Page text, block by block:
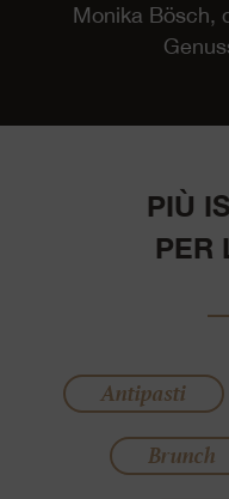
Monika Bösch,
PIÙ
PER
Antipasti
Brunch